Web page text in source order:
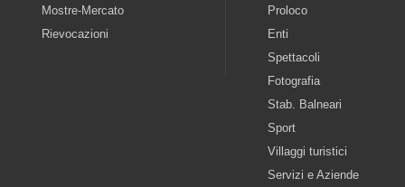
Mostre-Mercato
Rievocazioni
Proloco
Enti
Spettacoli
Fotografia
Stab. Balneari
Sport
Villaggi turistici
Servizi e Aziende